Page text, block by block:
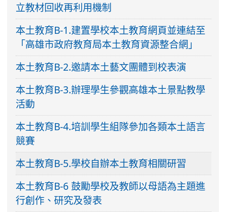
立教材回收再利用機制
本土教育B-1.建置學校本土教育網頁並連結至
「高雄市政府教育局本土教育資源整合網」
本土教育B-2.邀請本土藝文團體到校表演
本土教育B-3.辦理學生參觀高雄本土景點教學
活動
本土教育B-4.培訓學生組隊參加各類本土語言
競賽
本土教育B-5.學校自辦本土教育相關研習
本土教育B-6 鼓勵學校及教師以母語為主題進
行創作、研究及發表